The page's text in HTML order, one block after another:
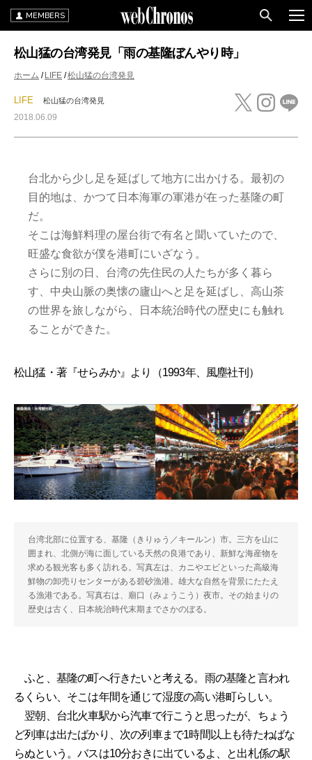
MEMBERS
松山猛の台湾発見「雨の基隆ぼんやり時」
ホーム LIFE 松山猛の台湾発見
LIFE 松山猛の台湾発見
2018.06.09
台北から少し足を延ばして地方に出かける。最初の
目的地は、かつて日本海軍の軍港が在った基隆の町
だ。
そこは海鮮料理の屋台街で有名と聞いていたので、
旺盛な食欲が僕を港町にいざなう。
さらに別の日、台湾の先住民の人たちが多く暮ら
す、中央山脈の奥懐の廬山へと足を延ばし、高山茶
の世界を旅しながら、日本統治時代の歴史にも触れ
ることができた。
松山猛・著『せらみか』より（1993年、風塵社刊）
台湾北部に位置する、基隆（きりゅう／キールン）市。三方を山に
囲まれ、北側が海に面している天然の良港であり、新鮮な海産物を
求める観光客も多く訪れる。写真左は、カニやエビといった高級海
鮮物の卸売りセンターがある碧砂漁港。雄大な自然を背景にたたえ
る漁港である。写真右は、廟口（みょうこう）夜市。その始まりの
歴史は古く、日本統治時代末期までさかのぼる。
ふと、基隆の町へ行きたいと考える。雨の基隆と言われ
るくらい、そこは年間を通じて湿度の高い港町らしい。
翌朝、台北火車駅から汽車で行こうと思ったが、ちょう
ど列車は出たばかり、次の列車まで1時間以上も待たねばな
らぬという。バスは10分おきに出ているよ、と出札係の駅